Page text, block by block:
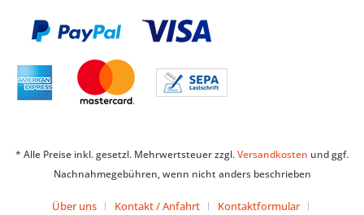
* Alle Preise inkl. gesetzl. Mehrwertsteuer zzgl.Versandkosten und ggf.
Nachnahmegebühren, wenn nicht anders beschrieben
Über uns Kontakt / Anfahrt
Kontaktformular